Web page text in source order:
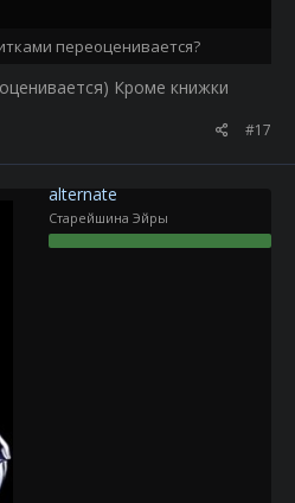
переоценивается?
Кроме книжки
#17
alternate
Старейшина Эйры